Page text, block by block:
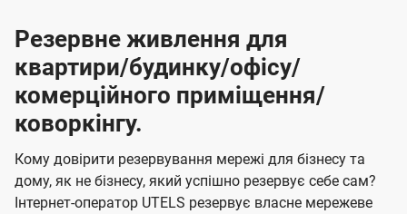
Резервне живлення для
квартири/будинку/офісу/
комерційного приміщення/
коворкінгу.
Кому довірити резервування мережі для бізнесу та
дому, як не бізнесу, який успішно резервує себе сам?
Інтернет-оператор UTELS резервує власне мережеве